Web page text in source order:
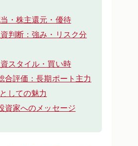
・株主還元・優待
判断：強み・リスク分
スタイル・買い時
合評価：長期ポート主力
しての魅力
資家へのメッセージ